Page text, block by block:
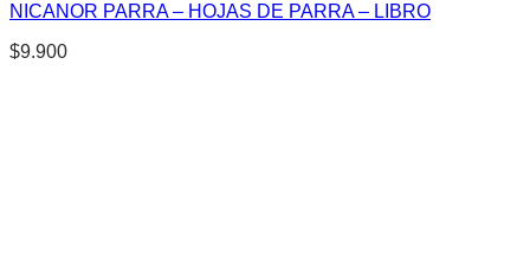
NICANOR PARRA – HOJAS DE PARRA – LIBRO
$9.900